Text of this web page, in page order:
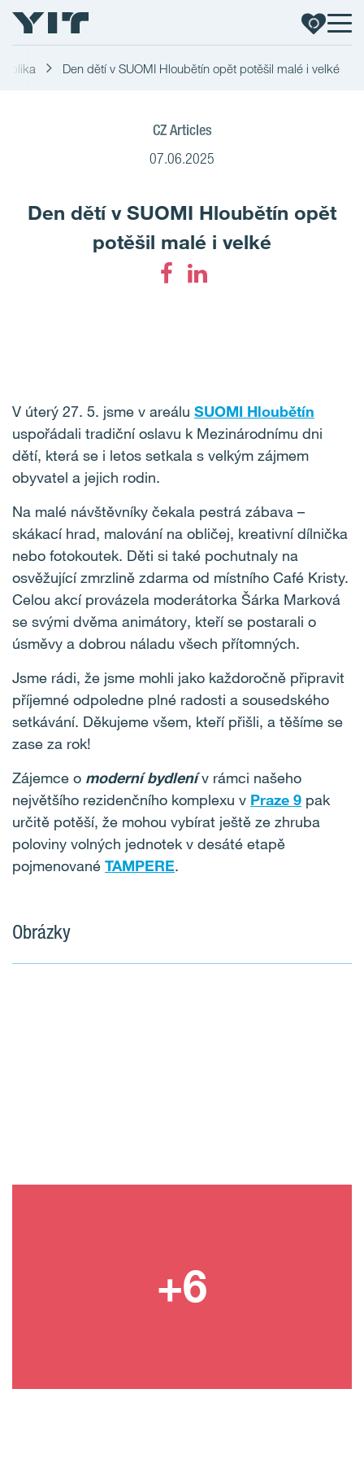
Den dětí v SUOMI Hloubětín opět potěšil malé i velké
CZ Articles
07.06.2025
Den dětí v SUOMI Hloubětín opět
potěšil malé i velké
V úterý 27. 5. jsme v areálu SUOMI Hloubětín
uspořádali tradiční oslavu k Mezinárodnímu dni
dětí, která se i letos setkala s velkým zájmem
obyvatel a jejich rodin.
Na malé návštěvníky čekala pestrá zábava –
skákací hrad, malování na obličej, kreativní dílnička
nebo fotokoutek. Děti si také pochutnaly na
osvěžující zmrzlině zdarma od místního Café Kristy.
Celou akcí provázela moderátorka Šárka Marková
se svými dvěma animátory, kteří se postarali o
úsměvy a dobrou náladu všech přítomných.
Jsme rádi, že jsme mohli jako každoročně připravit
příjemné odpoledne plné radosti a sousedského
setkávání. Děkujeme všem, kteří přišli, a těšíme se
zase za rok!
Zájemce o moderní bydlenív rámci našeho
největšího rezidenčního komplexu v Praze 9 pak
určitě potěší, že mohou vybírat ještě ze zhruba
poloviny volných jednotek v desáté etapě
pojmenované TAMPERE.
Obrázky